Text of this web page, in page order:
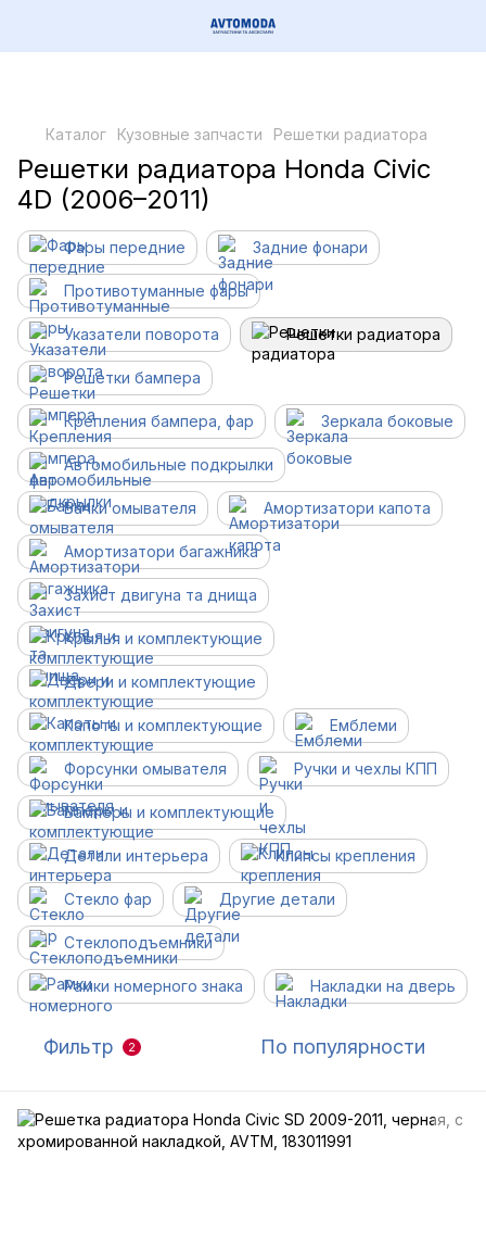
Каталог Кузовные запчасти Решетки радиатора
Решетки радиатора Honda Civic
4D (2006–2011)
Фары передние Задние фонари
Противотуманные фары
Указатели поворота Решетки радиатора
Решетки бампера
Крепления бампера, фар Зеркала боковые
Автомобильные подкрылки
Бачки омывателя Амортизатори капота
Амортизатори багажника
Захист двигуна та днища
Крылья и комплектующие
Двери и комплектующие
Капоты и комплектующие Емблеми
Форсунки омывателя Ручки и чехлы КПП
Бамперы и комплектующие
Детали интерьера Клипсы крепления
Стекло фар Другие детали
Cтеклоподъемники
Рамки номерного знака Накладки на дверь
Фильтр 2 По популярности